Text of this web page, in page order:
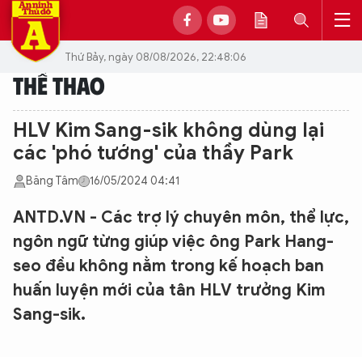
Thứ Bảy, ngày 08/08/2026, 22:48:06
THỂ THAO
HLV Kim Sang-sik không dùng lại
các 'phó tướng' của thầy Park
Băng Tâm 16/05/2024 04:41
ANTD.VN - Các trợ lý chuyên môn, thể lực,
ngôn ngữ từng giúp việc ông Park Hang-
seo đều không nằm trong kế hoạch ban
huấn luyện mới của tân HLV trưởng Kim
Sang-sik.